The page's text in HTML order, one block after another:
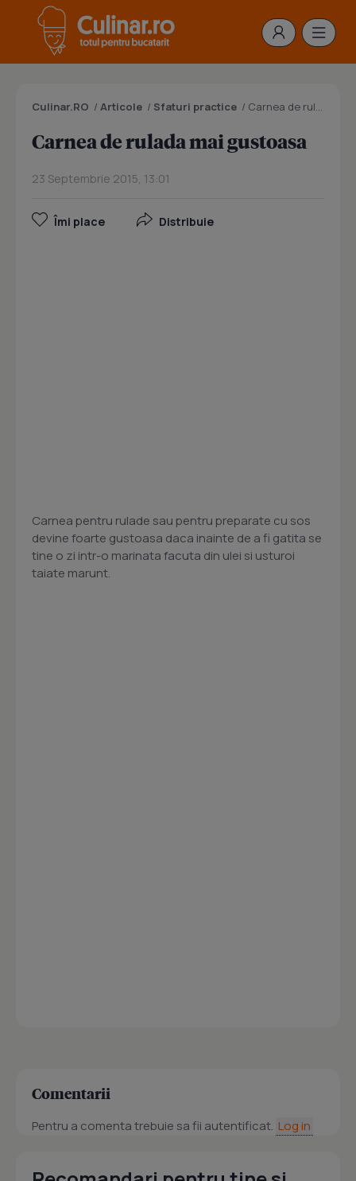
Culinar.RO / Articole / Sfaturi practice / Carnea de rulada mai gustoasa
Carnea de rulada mai gustoasa
23 Septembrie 2015, 13:01
Îmi place Distribuie
Carnea pentru rulade sau pentru preparate cu sos
devine foarte gustoasa daca inainte de a fi gatita se
tine o zi intr-o marinata facuta din ulei si usturoi
taiate marunt.
Comentarii
Pentru a comenta trebuie sa fii autentificat. Log in